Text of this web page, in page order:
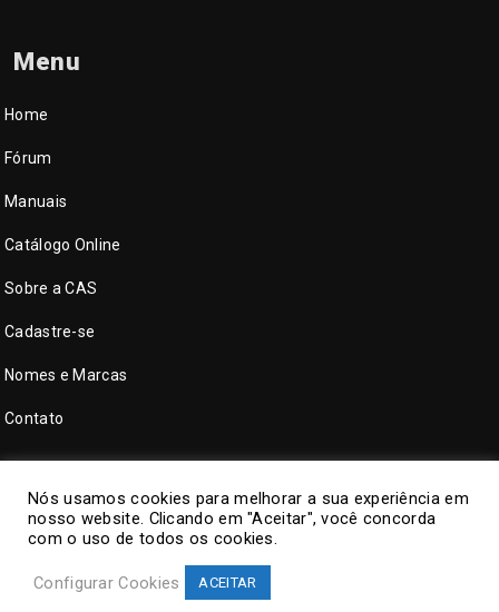
Menu
Home
Fórum
Manuais
Catálogo Online
Sobre a CAS
Cadastre-se
Nomes e Marcas
Contato
CAS Tecnologia. Todos direitos reservados.
Nós usamos cookies para melhorar a sua experiência em
nosso website. Clicando em "Aceitar", você concorda
com o uso de todos os cookies.
Configurar Cookies ACEITAR